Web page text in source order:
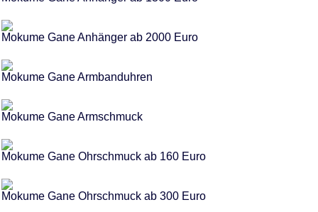
Mokume Gane Anhänger ab 2000 Euro
Mokume Gane Armbanduhren
Mokume Gane Armschmuck
Mokume Gane Ohrschmuck ab 160 Euro
Mokume Gane Ohrschmuck ab 300 Euro